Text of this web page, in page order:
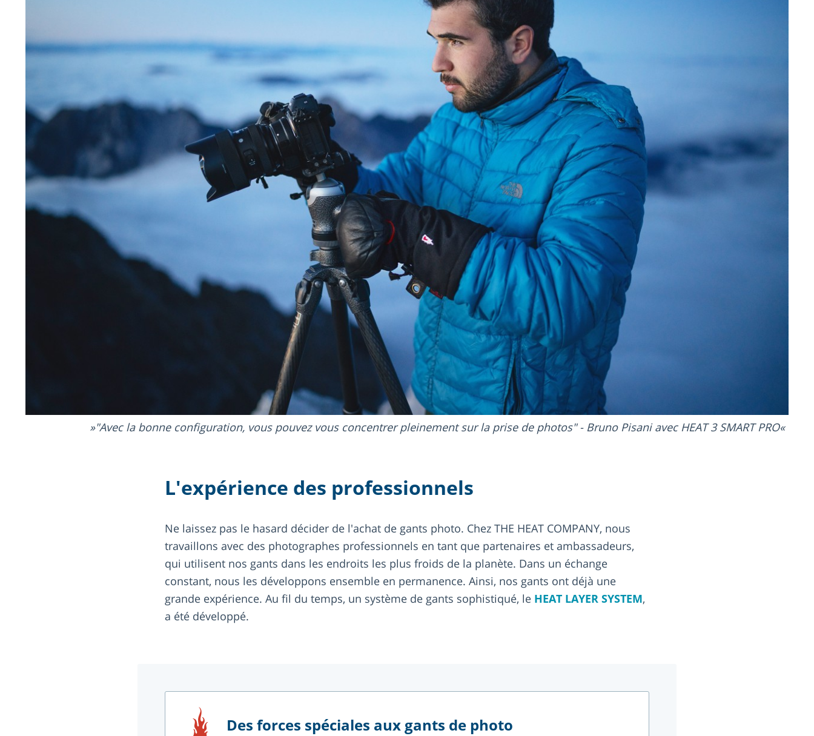
"Avec la bonne configuration, vous pouvez vous concentrer pleinement sur la prise de photos" - Bruno Pisani avec HEAT 3 SMART PRO
L'expérience des professionnels
Ne laissez pas le hasard décider de l'achat de gants photo. Chez THE HEAT COMPANY, nous
travaillons avec des photographes professionnels en tant que partenaires et ambassadeurs,
qui utilisent nos gants dans les endroits les plus froids de la planète. Dans un échange
constant, nous les développons ensemble en permanence. Ainsi, nos gants ont déjà une
grande expérience. Au fil du temps, un système de gants sophistiqué, le HEAT LAYER SYSTEM,
a été développé.
Des forces spéciales aux gants de photo